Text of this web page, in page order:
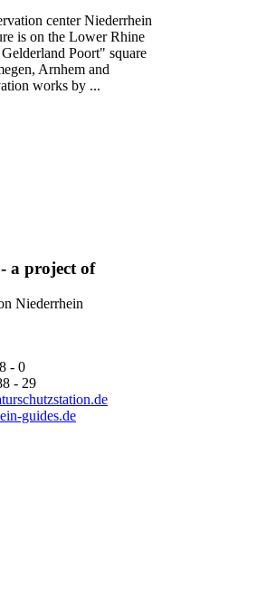
center Niederrhein
is on the Lower Rhine
Poort" square
Arnhem and
works by ...
a project of
Niederrhein
- 0
- 29
guides.de